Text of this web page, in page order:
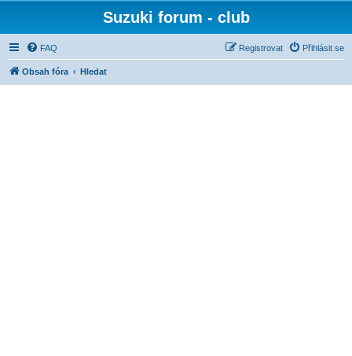
Suzuki forum - club
FAQ Přihlásit se
Registrovat
Obsah fóra Hledat